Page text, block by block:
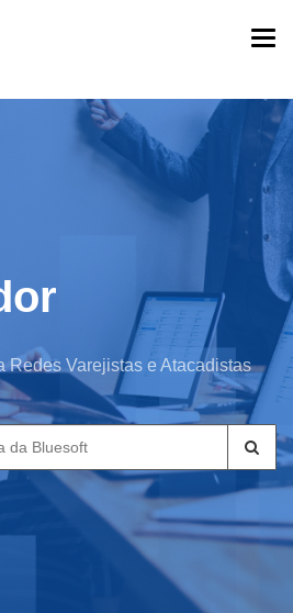
Redes Varejistas e Atacadistas